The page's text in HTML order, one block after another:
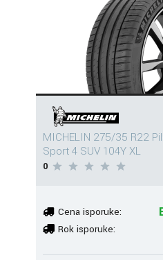
MICHELIN 275/35 R22
Sport 4 SUV 104Y XL
0
Cena isporuke:
Rok isporuke: